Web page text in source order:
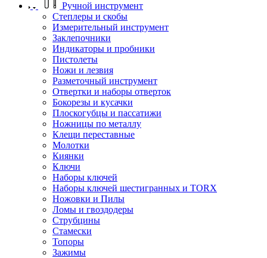
Ручной инструмент
Степлеры и скобы
Измерительный инструмент
Заклепочники
Индикаторы и пробники
Пистолеты
Ножи и лезвия
Разметочный инструмент
Отвертки и наборы отверток
Бокорезы и кусачки
Плоскогубцы и пассатижи
Ножницы по металлу
Клещи переставные
Молотки
Киянки
Ключи
Наборы ключей
Наборы ключей шестигранных и TORX
Ножовки и Пилы
Ломы и гвоздодеры
Струбцины
Стамески
Топоры
Зажимы